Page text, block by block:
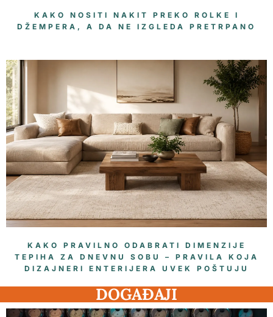
KAKO NOSITI NAKIT PREKO ROLKE I
DŽEMPERA, A DA NE IZGLEDA PRETRPANO
KAKO PRAVILNO ODABRATI DIMENZIJE
TEPIHA ZA DNEVNU SOBU – PRAVILA KOJA
DIZAJNERI ENTERIJERA UVEK POŠTUJU
DOGAĐAJI